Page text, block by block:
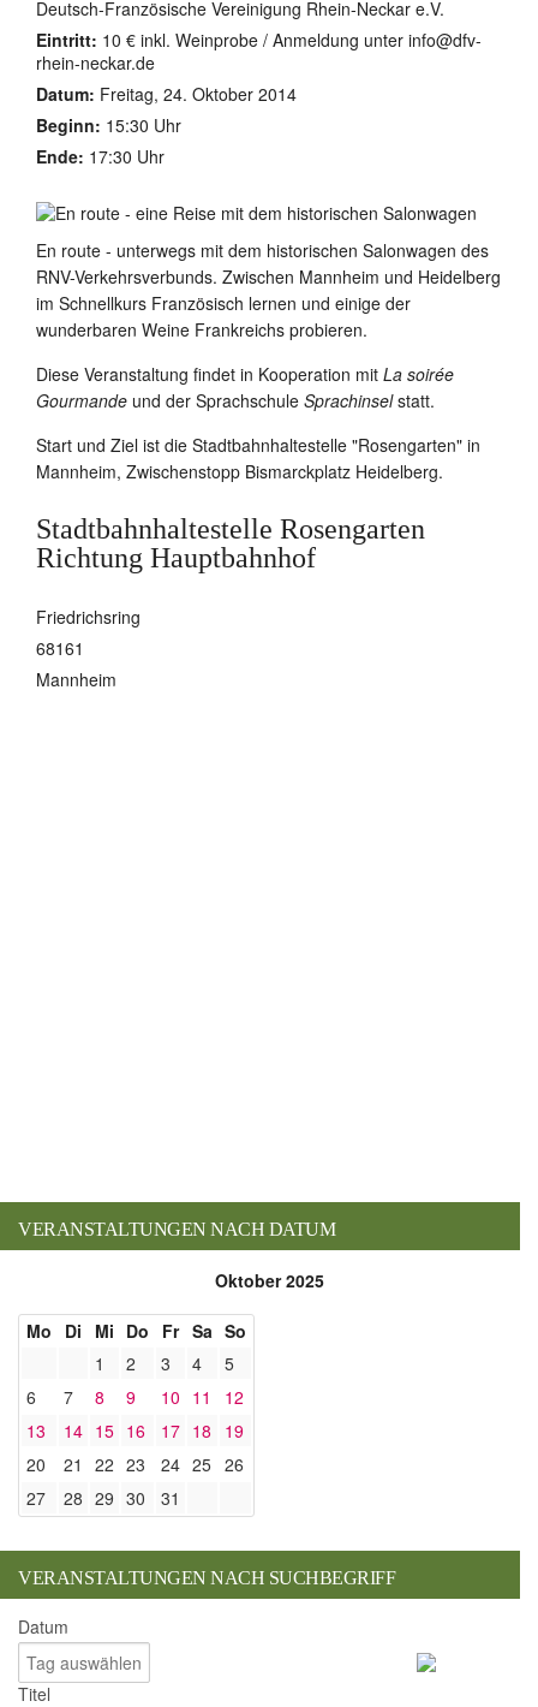
Deutsch-Französische Vereinigung Rhein-Neckar e.V.
Eintritt: 10 € inkl. Weinprobe / Anmeldung unter info@dfv-
rhein-neckar.de
Datum: Freitag, 24. Oktober 2014
Beginn: 15:30 Uhr
Ende: 17:30 Uhr
En route - unterwegs mit dem historischen Salonwagen des
RNV-Verkehrsverbunds. Zwischen Mannheim und Heidelberg
im Schnellkurs Französisch lernen und einige der
wunderbaren Weine Frankreichs probieren.
Diese Veranstaltung findet in Kooperation mit La soirée
Gourmande und der Sprachschule Sprachinselstatt.
Start und Ziel ist die Stadtbahnhaltestelle "Rosengarten" in
Mannheim, Zwischenstopp Bismarckplatz Heidelberg.
Stadtbahnhaltestelle Rosengarten
Richtung Hauptbahnhof
Friedrichsring
68161
Mannheim
VERANSTALTUNGEN NACH DATUM
Oktober 2025
Mo Di Mi Do Fr Sa So
1
2 3 4
5
6
7 8 9 10 11
12
13
14 15 16 17 18
19
20
21 22 23 24 25 26
27
28 29 30 31
VERANSTALTUNGEN NACH SUCHBEGRIFF
Datum
Titel